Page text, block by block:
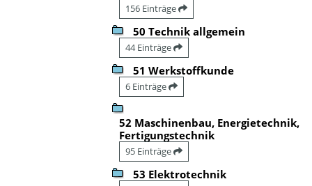
156 Einträge
50 Technik allgemein
44 Einträge
51 Werkstoffkunde
6 Einträge
52 Maschinenbau, Energietechnik,
Fertigungstechnik
95 Einträge
53 Elektrotechnik